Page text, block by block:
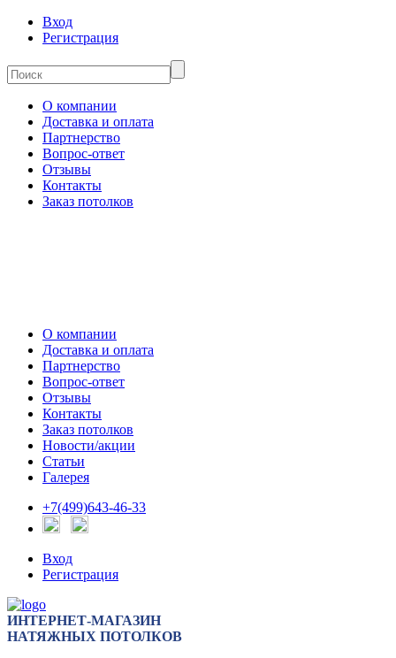
Вход
Регистрация
О компании
Доставка и оплата
Партнерство
Вопрос-ответ
Отзывы
Контакты
Заказ потолков
О компании
Доставка и оплата
Партнерство
Вопрос-ответ
Отзывы
Контакты
Заказ потолков
Новости/акции
Статьи
Галерея
+7(499)643-46-33
Вход
Регистрация
ИНТЕРНЕТ-МАГАЗИН
НАТЯЖНЫХ ПОТОЛКОВ